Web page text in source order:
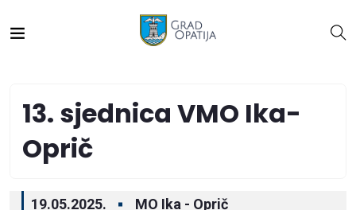
13. sjednica VMO Ika-
Oprič
19.05.2025. MO Ika - Oprič